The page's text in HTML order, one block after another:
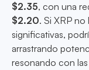
$2.35, con una
$2.20. Si XRP no
significativas,
arrastrando
resonando con